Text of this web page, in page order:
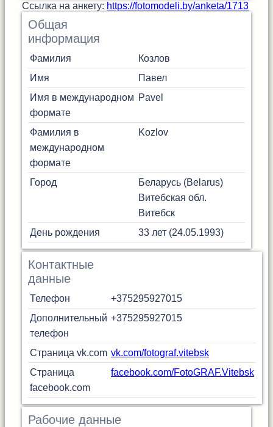
Cсылка на анкету: https://fotomodeli.by/anketa/1713
Общая
информация
Фамилия
Козлов
Имя
Павел
Имя в международном
формате
Pavel
Фамилия в
международном
формате
Kozlov
Город
Беларусь (Belarus)
Витебская обл.
Витебск
День рождения
33 лет (24.05.1993)
Контактные
данные
Телефон
+375295927015
Дополнительный
телефон
+375295927015
Страница vk.com vk.com/fotograf.vitebsk
Страница
facebook.com
facebook.com/FotoGRAF.Vitebsk
Рабочие данные